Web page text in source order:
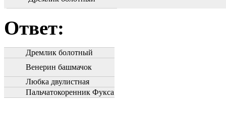
Ответ:
Дремлик болотный
Венерин башмачок
Любка двулистная
Пальчатокоренник Фукса